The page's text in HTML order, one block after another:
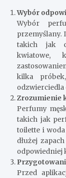
Wybór
Wybór
przemyślany.
takich jak
kwiatowe,
kilka
odzwierciedla
Zrozumienie
Perfumy
takich jak
toilette i
dłużej
odpowiedniej
Przed